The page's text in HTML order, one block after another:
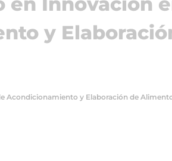
y
Acondicionamiento y Elaboración de